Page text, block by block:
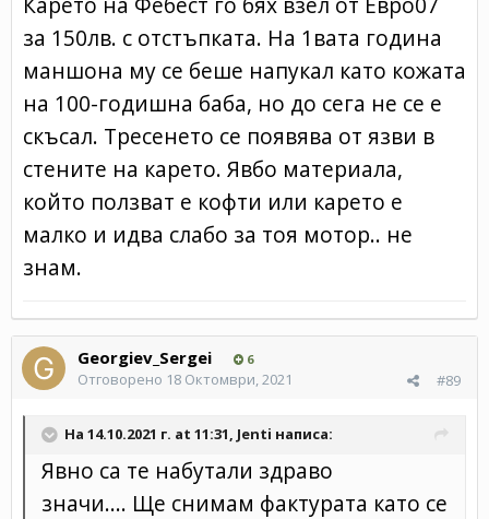
за 150лв. с отстъпката. На 1вата година
маншона му се беше напукал като кожата
на 100-годишна баба, но до сега не се е
скъсал. Тресенето се появява от язви в
стените на карето. Явбо материала,
който ползват е кофти или карето е
малко и идва слабо за тоя мотор.. не
знам.
Georgiev_Sergei 6
#89
Отговорено 18 Октомври, 2021
На 14.10.2021 г. at 11:31, Jenti написа:
Явно са те набутали здраво
значи.... Ще снимам фактурата като се